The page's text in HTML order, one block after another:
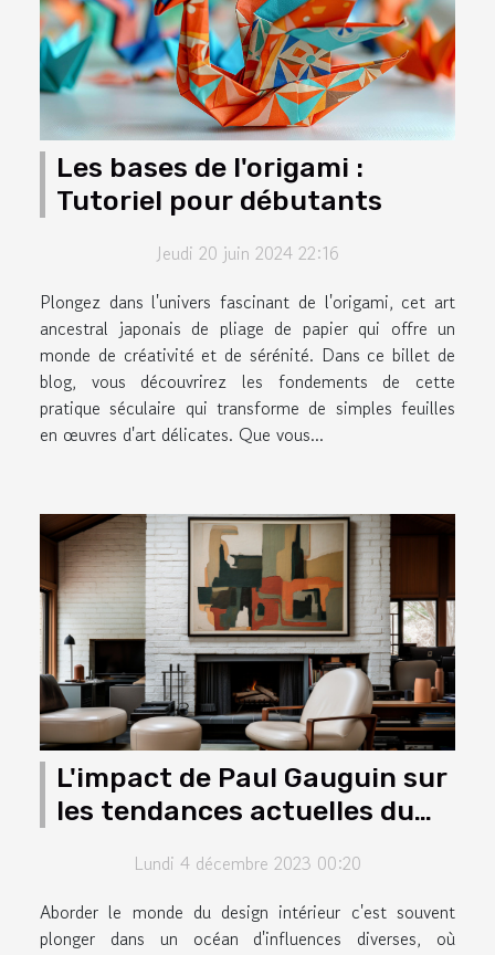
Les bases de l'origami :
Tutoriel pour débutants
Jeudi 20 juin 2024 22:16
Plongez dans l'univers fascinant de l'origami, cet art
ancestral japonais de pliage de papier qui offre un
monde de créativité et de sérénité. Dans ce billet de
blog, vous découvrirez les fondements de cette
pratique séculaire qui transforme de simples feuilles
en œuvres d'art délicates. Que vous...
L'impact de Paul Gauguin sur
les tendances actuelles du
Lundi 4 décembre 2023 00:20
Aborder le monde du design intérieur c'est souvent
plonger dans un océan d'influences diverses, où